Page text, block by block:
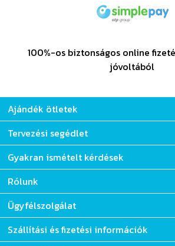
100%-os biztonságos online
jóvoltából
Ajándék ötletek
Tervezési segédlet
Gyakran ismételt kérdések
Rólunk
Ügyfélszolgálat
Szállítási és fizetési információk